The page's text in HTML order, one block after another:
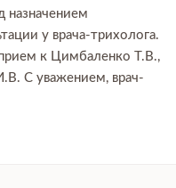
назначением
у врача-трихолога.
к Цимбаленко Т.В.,
С уважением, врач-